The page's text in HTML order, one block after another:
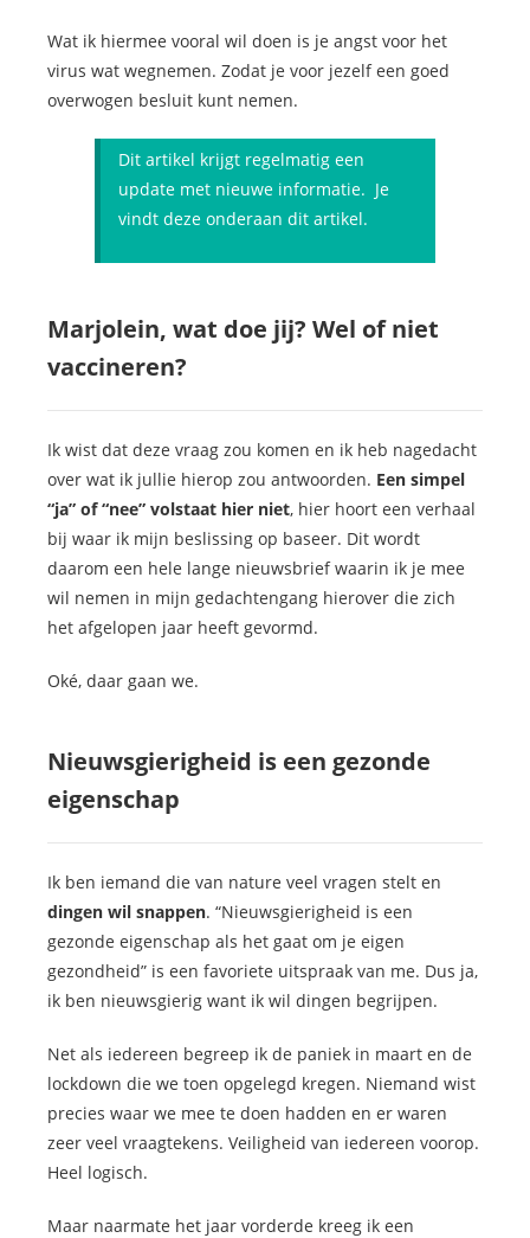
Wat ik hiermee vooral wil doen is je angst voor het
virus wat wegnemen. Zodat je voor jezelf een goed
overwogen besluit kunt nemen.
Dit artikel krijgt regelmatig een
update met nieuwe informatie. Je
vindt deze onderaan dit artikel.
Marjolein, wat doe jij? Wel of niet
vaccineren?
Ik wist dat deze vraag zou komen en ik heb nagedacht
over wat ik jullie hierop zou antwoorden. Een simpel
“ja” of “nee” volstaat hier niet, hier hoort een verhaal
bij waar ik mijn beslissing op baseer. Dit wordt
daarom een hele lange nieuwsbrief waarin ik je mee
wil nemen in mijn gedachtengang hierover die zich
het afgelopen jaar heeft gevormd.
Oké, daar gaan we.
Nieuwsgierigheid is een gezonde
eigenschap
Ik ben iemand die van nature veel vragen stelt en
dingen wil snappen. “Nieuwsgierigheid is een
gezonde eigenschap als het gaat om je eigen
gezondheid” is een favoriete uitspraak van me. Dus ja,
ik ben nieuwsgierig want ik wil dingen begrijpen.
Net als iedereen begreep ik de paniek in maart en de
lockdown die we toen opgelegd kregen. Niemand wist
precies waar we mee te doen hadden en er waren
zeer veel vraagtekens. Veiligheid van iedereen voorop.
Heel logisch.
Maar naarmate het jaar vorderde kreeg ik een